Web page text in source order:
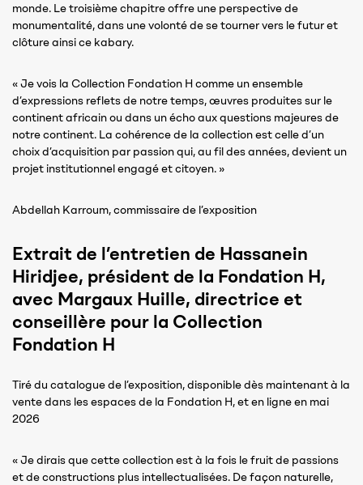
monde. Le troisième chapitre offre une perspective de
monumentalité, dans une volonté de se tourner vers le futur et
clôture ainsi ce kabary.
« Je vois la Collection Fondation H comme un ensemble
d’expressions reflets de notre temps, œuvres produites sur le
continent africain ou dans un écho aux questions majeures de
notre continent. La cohérence de la collection est celle d’un
choix d’acquisition par passion qui, au fil des années, devient un
projet institutionnel engagé et citoyen. »
Abdellah Karroum, commissaire de l’exposition
Extrait de l’entretien de Hassanein
Hiridjee, président de la Fondation H,
avec Margaux Huille, directrice et
conseillère pour la Collection
Fondation H
Tiré du catalogue de l’exposition, disponible dès maintenant à la
vente dans les espaces de la Fondation H, et en ligne en mai
2026
« Je dirais que cette collection est à la fois le fruit de passions
et de constructions plus intellectualisées. De façon naturelle,